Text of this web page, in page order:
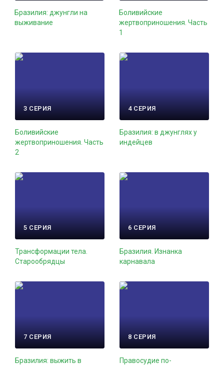
Бразилия: джунгли на
выживание
Боливийские
жертвоприношения. Часть
1
3 СЕРИЯ
Боливийские
жертвоприношения. Часть
2
4 СЕРИЯ
Бразилия: в джунглях у
индейцев
5 СЕРИЯ
Трансформации тела.
Старообрядцы
6 СЕРИЯ
Бразилия. Изнанка
карнавала
7 СЕРИЯ
Бразилия: выжить в
8 СЕРИЯ
Правосудие по-